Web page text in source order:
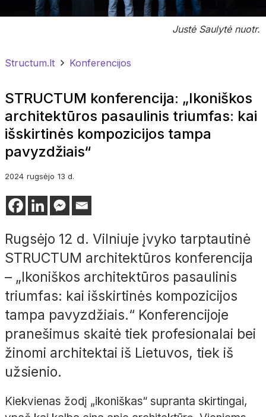
Justė Saulytė nuotr.
Structum.lt Konferencijos
STRUCTUM konferencija: „Ikoniškos
architektūros pasaulinis triumfas: kai
išskirtinės kompozicijos tampa
pavyzdžiais“
2024 rugsėjo 13 d.
Rugsėjo 12 d. Vilniuje įvyko tarptautinė
STRUCTUM architektūros konferencija
– „Ikoniškos architektūros pasaulinis
triumfas: kai išskirtinės kompozicijos
tampa pavyzdžiais.“ Konferencijoje
pranešimus skaitė tiek profesionalai bei
žinomi architektai iš Lietuvos, tiek iš
užsienio.
Kiekvienas žodį „ikoniškas“ supranta skirtingai,